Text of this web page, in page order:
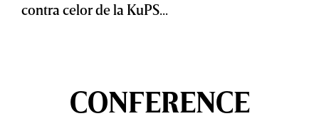
contra celor de la KuPS...
CONFERENCE